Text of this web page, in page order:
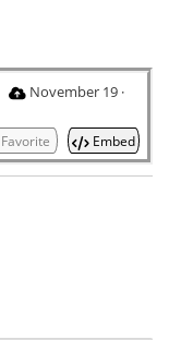
November 19 ·
Favorite Embed